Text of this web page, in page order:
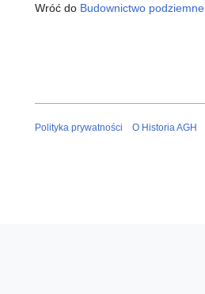
Wróć do Budownictwo podziemne
Polityka prywatności O Historia AGH